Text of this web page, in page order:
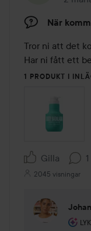
När
Tror ni att det
Har ni fått ett
1 PRODUKT I
Gilla
2045 visningar